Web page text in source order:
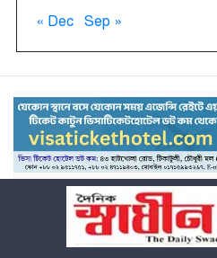
« Dec Sep »